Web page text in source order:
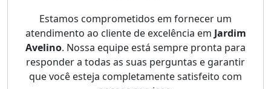
Estamos comprometidos em fornecer um
atendimento ao cliente de excelência em Jardim
Avelino. Nossa equipe está sempre pronta para
responder a todas as suas perguntas e garantir
que você esteja completamente satisfeito com